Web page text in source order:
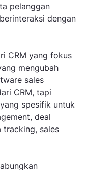
pelanggan
dengan
CRM yang fokus
mengubah
sales
CRM, tapi
spesifik untuk
deal
tracking, sales